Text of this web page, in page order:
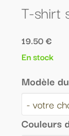
T-shirt
19.50 €
En stock
Modèle
Couleurs